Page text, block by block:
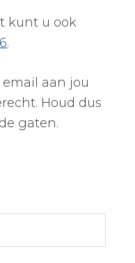
kunt u ook
.
aan jou
Houd dus
gaten.